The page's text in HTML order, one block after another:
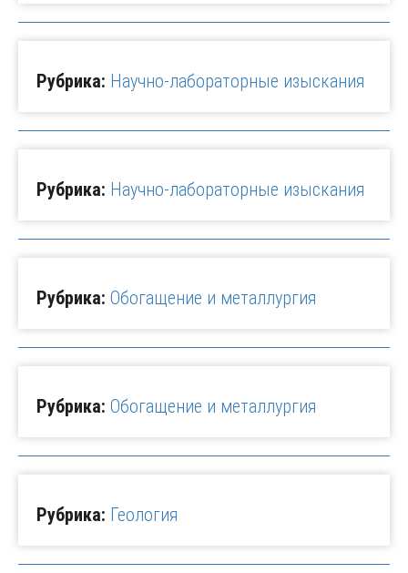
Рубрика: Научно-лабораторные изыскания
Рубрика: Научно-лабораторные изыскания
Рубрика: Обогащение и металлургия
Рубрика: Обогащение и металлургия
Рубрика: Геология